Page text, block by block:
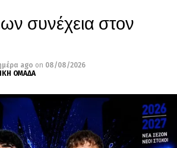
συνέχεια στον
ago on 08/08/2026
ΟΜΑΔΑ